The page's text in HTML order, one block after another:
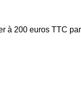
à 200 euros TTC